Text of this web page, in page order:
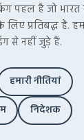
पहल है जो भारत
प्रतिबद्ध है.
से नहीं जुड़े हैं.
हमारी नीतियां
निदेशक